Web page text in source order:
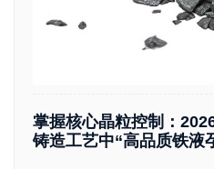
掌握核心晶粒控制：
铸造工艺中“高品质铁液